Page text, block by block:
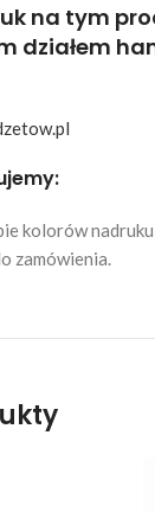
na tym
działem
kolorów
zamówienia.